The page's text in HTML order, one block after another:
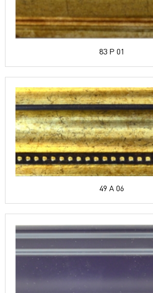
83 P 01
49 A 06